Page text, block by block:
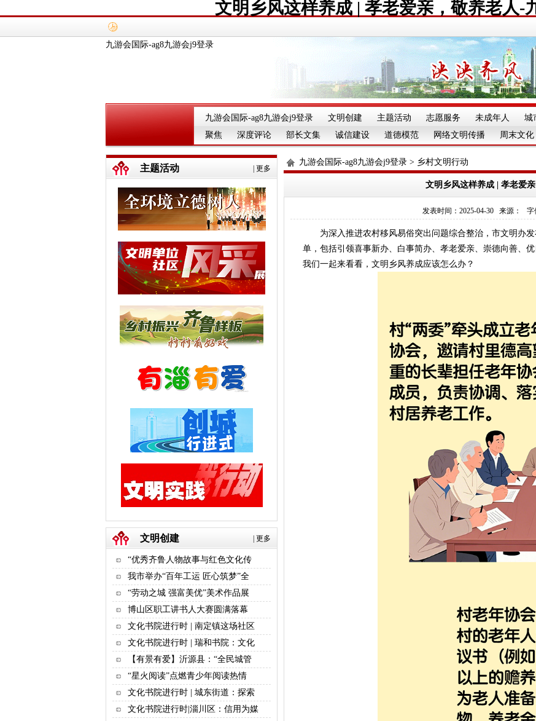
文明乡风这样养成 | 孝老爱亲，敬养老人-
九游会国际-ag8九游会j9登录
九游会国际-ag8九游会j9登录 文明创建 主题活动 志愿服务 未成年人 城
聚焦
深度评论 部长文集 诚信建设 道德模范 网络文明传播 周末文化
更多
主题活动
更多
文明创建
“优秀齐鲁人物故事与红色文化传
我市举办“百年工运 匠心筑梦”全
“劳动之城 强富美优”美术作品展
博山区职工讲书人大赛圆满落幕
文化书院进行时 | 南定镇这场社区
文化书院进行时 | 瑞和书院：文化
【有景有爱】沂源县：“全民城管
“星火阅读”点燃青少年阅读热情
文化书院进行时 | 城东街道：探索
文化书院进行时|淄川区：信用为媒
九游会国际-ag8九游会j9登录 > 乡村文明行动
文明乡风这样养成 | 孝老爱
发表时间：2025-04-30 来源：
为深入推进农村移风易俗突出问题综合整治，市文明办发
单，包括引领喜事新办、白事简办、孝老爱亲、崇德向善、
我们一起来看看，文明乡风养成应该怎么办？